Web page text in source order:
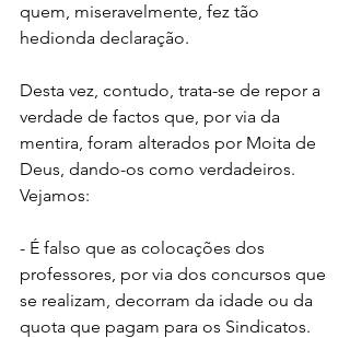
quem, miseravelmente, fez tão
hedionda declaração.
Desta vez, contudo, trata-se de repor a
verdade de factos que, por via da
mentira, foram alterados por Moita de
Deus, dando-os como verdadeiros.
Vejamos:
- É falso que as colocações dos
professores, por via dos concursos que
se realizam, decorram da idade ou da
quota que pagam para os Sindicatos.